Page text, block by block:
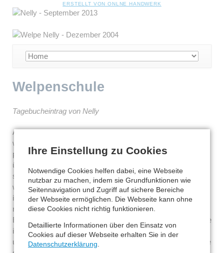
NAVIGATION
ÜBERSPRINGEN
ERSTELLT VON ONLNE HANDWERK
Navigation
Welpenschule
Tagebucheintrag von Nelly
Anka kam heute Vormittag wieder zu Besuch und ich hab
wieder total viel mit ihr gekämpft. Mein Herrchen hat öfters
probiert mich zu bremsen, weil ich doch schon etwa
übermütig war, bzw. meinte er immer ich soll meine Kräfte
sparen, weil wir heute noch in eine Welpenschule gehen. Ich
wußte zwar nicht was das ist, aber es hörte ich sehr
interessant an. Auf der Autofahrt ins Dog College hab ich
noch eine Weile geschlafen, damit ich auch wirklich voller
Energien dort ankomme. Ich sags Euch, diese Welpenschule
ist total super, heute haben wir uns alle nur kennengelernt
und einfach 1 Stunde lang nur gespielt. Meine neuen Freunde
Ihre Einstellung zu Cookies
Notwendige Cookies helfen dabei, eine Webseite
nutzbar zu machen, indem sie Grundfunktionen wie
Seitennavigation und Zugriff auf sichere Bereiche
der Webseite ermöglichen. Die Webseite kann ohne
diese Cookies nicht richtig funktionieren.
Detaillierte Informationen über den Einsatz von
Cookies auf dieser Webseite erhalten Sie in der
Datenschutzerklärung.